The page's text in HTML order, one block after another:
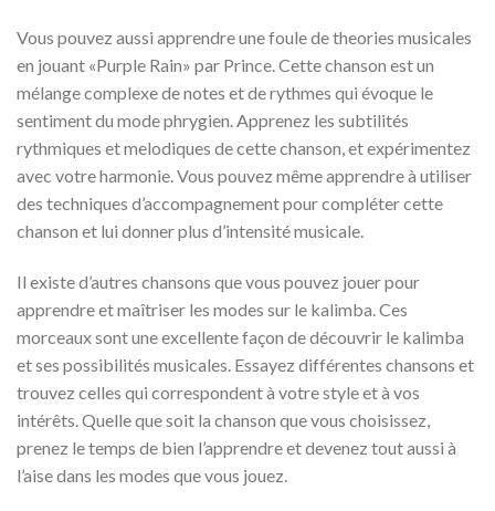
Vous pouvez aussi apprendre une foule de theories musicales
en jouant «Purple Rain» par Prince. Cette chanson est un
mélange complexe de notes et de rythmes qui évoque le
sentiment du mode phrygien. Apprenez les subtilités
rythmiques et melodiques de cette chanson, et expérimentez
avec votre harmonie. Vous pouvez même apprendre à utiliser
des techniques d’accompagnement pour compléter cette
chanson et lui donner plus d’intensité musicale.
Il existe d’autres chansons que vous pouvez jouer pour
apprendre et maîtriser les modes sur le kalimba. Ces
morceaux sont une excellente façon de découvrir le kalimba
et ses possibilités musicales. Essayez différentes chansons et
trouvez celles qui correspondent à votre style et à vos
intérêts. Quelle que soit la chanson que vous choisissez,
prenez le temps de bien l’apprendre et devenez tout aussi à
l’aise dans les modes que vous jouez.